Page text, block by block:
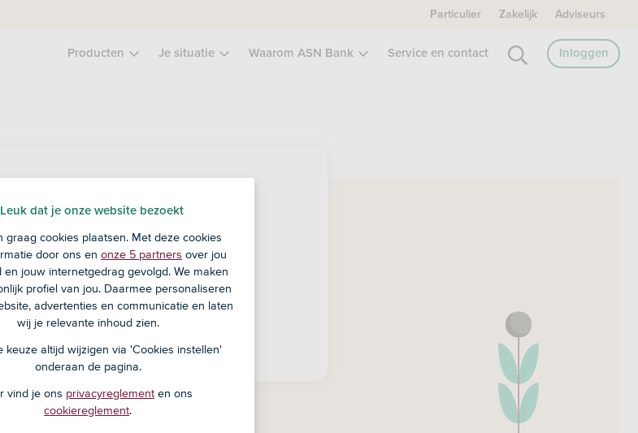
Particulier Zakelijk Adviseurs
Producten Je situatie Waarom ASN Bank Service en contact Inloggen
en contact
regel je zelf via de ASN-app of ASN
Online Bankieren.
in ASN Online Bankieren
Leuk dat je onze website bezoekt
graag cookies plaatsen. Met deze cookies
door ons en onze 5 partners over jou
en jouw internetgedrag gevolgd. We maken
profiel van jou. Daarmee personaliseren
advertenties en communicatie en laten
wij je relevante inhoud zien.
keuze altijd wijzigen via 'Cookies instellen'
onderaan de pagina.
vind je ons privacyreglement en ons
cookiereglement.